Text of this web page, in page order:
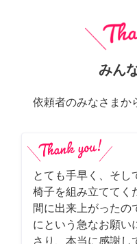
みん
依頼者のみなさまか
とても手早く、そし
椅子を組み立ててく
間に出来上がったの
にという急なお願い
さり、本当に感謝し